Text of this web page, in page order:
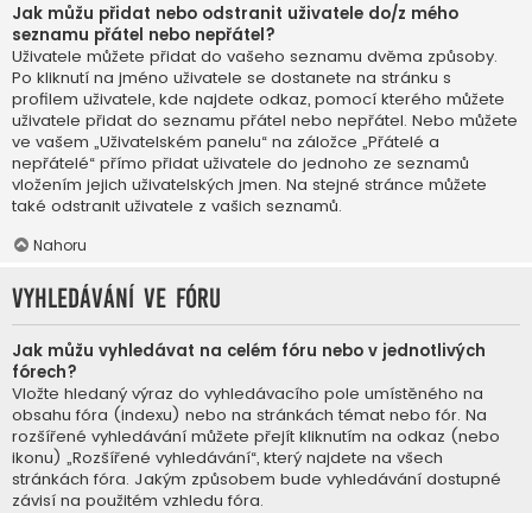
Jak můžu přidat nebo odstranit uživatele do/z mého
seznamu přátel nebo nepřátel?
Uživatele můžete přidat do vašeho seznamu dvěma způsoby.
Po kliknutí na jméno uživatele se dostanete na stránku s
profilem uživatele, kde najdete odkaz, pomocí kterého můžete
uživatele přidat do seznamu přátel nebo nepřátel. Nebo můžete
ve vašem „Uživatelském panelu“ na záložce „Přátelé a
nepřátelé“ přímo přidat uživatele do jednoho ze seznamů
vložením jejich uživatelských jmen. Na stejné stránce můžete
také odstranit uživatele z vašich seznamů.
Nahoru
Vyhledávání ve fóru
Jak můžu vyhledávat na celém fóru nebo v jednotlivých
fórech?
Vložte hledaný výraz do vyhledávacího pole umístěného na
obsahu fóra (indexu) nebo na stránkách témat nebo fór. Na
rozšířené vyhledávání můžete přejít kliknutím na odkaz (nebo
ikonu) „Rozšířené vyhledávání“, který najdete na všech
stránkách fóra. Jakým způsobem bude vyhledávání dostupné
závisí na použitém vzhledu fóra.